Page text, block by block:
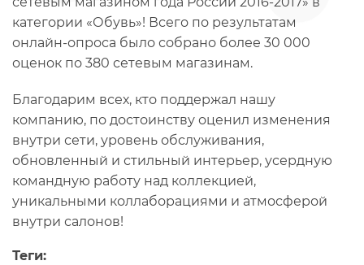
категории «Обувь»! Всего по результатам
онлайн-опроса было собрано более 30 000
оценок по 380 сетевым магазинам.
Благодарим всех, кто поддержал нашу
компанию, по достоинству оценил изменения
внутри сети, уровень обслуживания,
обновленный и стильный интерьер, усердную
командную работу над коллекцией,
уникальными коллаборациями и атмосферой
внутри салонов!
Теги: